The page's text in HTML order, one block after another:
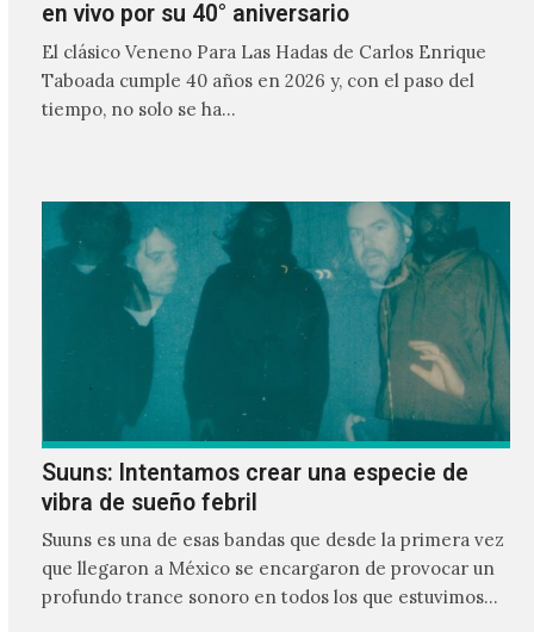
en vivo por su 40° aniversario
El clásico Veneno Para Las Hadas de Carlos Enrique
Taboada cumple 40 años en 2026 y, con el paso del
tiempo, no solo se ha…
Suuns: Intentamos crear una especie de
vibra de sueño febril
Suuns es una de esas bandas que desde la primera vez
que llegaron a México se encargaron de provocar un
profundo trance sonoro en todos los que estuvimos